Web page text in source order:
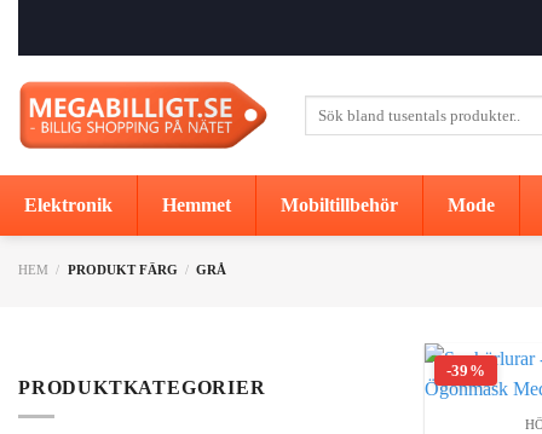
Elektronik Hemmet Mobiltillbehör Mode
HEM / PRODUKT FÄRG / GRÅ
PRODUKTKATEGORIER
-39%